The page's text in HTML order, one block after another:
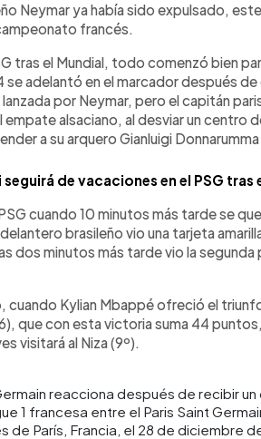
Neymar ya había sido expulsado,
francés.
tras el Mundial, todo comenzó bien
se adelantó en el marcador después de
por Neymar, pero el capitán
alsaciano, al desviar un centro
a su arquero Gianluigi Donnarumma
seguirá de vacaciones en el PSG tras
cuando 10 minutos más tarde se
brasileño vio una tarjeta
dos minutos más tarde vio la segunda
Kylian Mbappé ofreció el triunfo
que con esta victoria suma 44
visitará al Niza (9º).
reacciona después de recibir
1 francesa entre el Paris Saint
de París, Francia, el 28 de diciembre